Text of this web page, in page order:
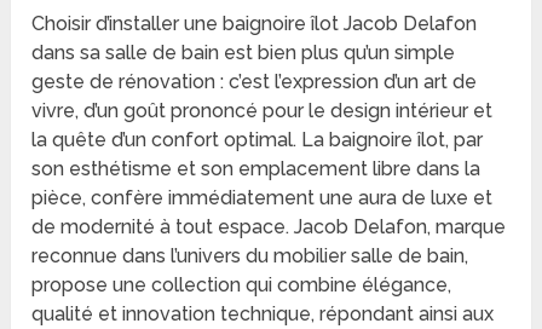
Choisir d’installer une baignoire îlot Jacob Delafon
dans sa salle de bain est bien plus qu’un simple
geste de rénovation : c’est l’expression d’un art de
vivre, d’un goût prononcé pour le design intérieur et
la quête d’un confort optimal. La baignoire îlot, par
son esthétisme et son emplacement libre dans la
pièce, confère immédiatement une aura de luxe et
de modernité à tout espace. Jacob Delafon, marque
reconnue dans l’univers du mobilier salle de bain,
propose une collection qui combine élégance,
qualité et innovation technique, répondant ainsi aux